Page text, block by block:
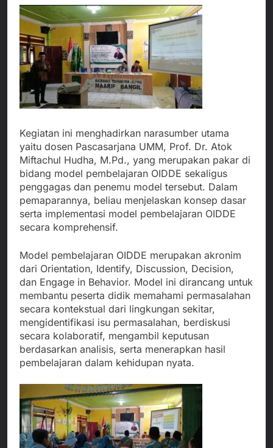
Kegiatan ini menghadirkan narasumber utama
yaitu dosen Pascasarjana UMM, Prof. Dr. Atok
Miftachul Hudha, M.Pd., yang merupakan pakar di
bidang model pembelajaran OIDDE sekaligus
penggagas dan penemu model tersebut. Dalam
pemaparannya, beliau menjelaskan konsep dasar
serta implementasi model pembelajaran OIDDE
secara komprehensif.
Model pembelajaran OIDDE merupakan akronim
dari Orientation, Identify, Discussion, Decision,
dan Engage in Behavior. Model ini dirancang untuk
membantu peserta didik memahami permasalahan
secara kontekstual dari lingkungan sekitar,
mengidentifikasi isu permasalahan, berdiskusi
secara kolaboratif, mengambil keputusan
berdasarkan analisis, serta menerapkan hasil
pembelajaran dalam kehidupan nyata.